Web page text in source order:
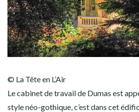
© La Tête en L’Air
Le cabinet de travail de Dumas est
style néo-gothique, c’est dans cet